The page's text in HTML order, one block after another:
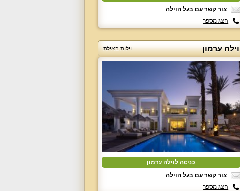
צור קשר עם בעל הוילה
הצג מספר
וילה ערמון וילות באילת
כניסה לוילה ערמון
צור קשר עם בעל הוילה
הצג מספר